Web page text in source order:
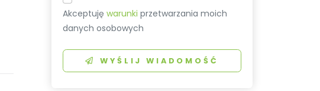
Akceptujęwarunki przetwarzania moich
danych osobowych
WYŚLIJ WIADOMOŚĆ